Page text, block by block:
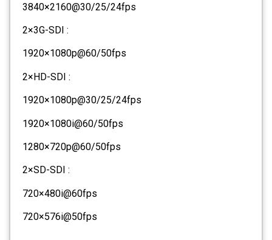
3840×2160@30/25/24fps
2×3G-SDI :
1920×1080p@60/50fps
2×HD-SDI :
1920×1080p@30/25/24fps
1920×1080i@60/50fps
1280×720p@60/50fps
2×SD-SDI :
720×480i@60fps
720×576i@50fps